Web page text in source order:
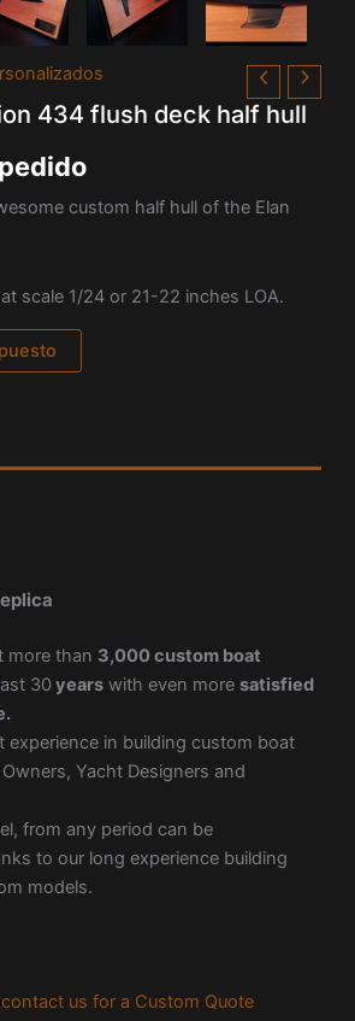
434 flush deck half hull
custom half hull of the Elan
scale 1/24 or 21-22 inches LOA.
more than 3,000 custom boat
30 yearswith even more satisfied
experience in building custom boat
Yacht Designers and
from any period can be
to our long experience building
models.
us for a Custom Quote